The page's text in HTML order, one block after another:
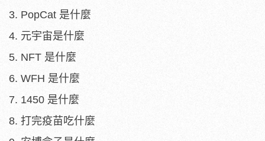
3. PopCat 是什麼
4. 元宇宙是什麼
5. NFT 是什麼
6. WFH 是什麼
7. 1450 是什麼
8. 打完疫苗吃什麼